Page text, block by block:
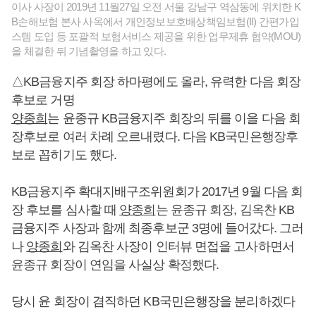
이사 사장이 2019년 11월27일 오전 서울 강남구 역삼동에 위치한 K
B손해보험 본사 사옥에서 개인정보보호배상책임보험(II) 간편가입
스템 도입 등 포괄적 보험서비스 제공을 위한 업무제휴 협약(MOU)
을 체결한 뒤 기념촬영을 하고 있다.
△KB금융지주 회장 하마평에도 올라, 유력한 다음 회장
후보로 거명
양종희 는 윤종규 KB금융지주 회장의 뒤를 이을 다음 회
장후보로 여러 차례 오르내렸다. 다음 KB국민은행장후
보로 꼽히기도 했다.
KB금융지주 확대지배구조위원회가 2017년 9월 다음 회
장 후보를 심사할 때 양종희 는 윤종규 회장, 김옥찬 KB
금융지주 사장과 함께 최종후보군 3명에 들어갔다. 그러
나 양종희 와 김옥찬 사장이 인터뷰 면접을 고사하면서
윤종규 회장이 연임을 사실상 확정했다.
당시 윤 회장이 겸직하던 KB국민은행장을 분리하겠다